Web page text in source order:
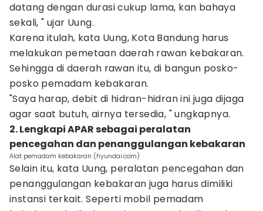
datang dengan durasi cukup lama, kan bahaya
sekali, " ujar Uung.
Karena itulah, kata Uung, Kota Bandung harus
melakukan pemetaan daerah rawan kebakaran.
Sehingga di daerah rawan itu, di bangun posko-
posko pemadam kebakaran.
"Saya harap, debit di hidran-hidran ini juga dijaga
agar saat butuh, airnya tersedia, " ungkapnya.
2. Lengkapi APAR sebagai peralatan
pencegahan dan penanggulangan kebakaran
Alat pemadam kebakaran (hyundai.com)
Selain itu, kata Uung, peralatan pencegahan dan
penanggulangan kebakaran juga harus dimiliki
instansi terkait. Seperti mobil pemadam